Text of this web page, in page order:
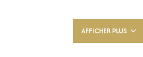
AFFICHER PLUS